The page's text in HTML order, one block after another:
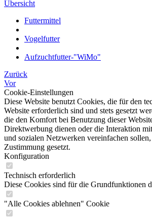
Übersicht
Futtermittel
Vogelfutter
Aufzuchtfutter-"WiMo"
Zurück
Vor
Cookie-Einstellungen
Diese Website benutzt Cookies, die für den
Website erforderlich sind und stets gesetzt
die den Komfort bei Benutzung dieser
Direktwerbung dienen oder die Interaktion
und sozialen Netzwerken vereinfachen
Zustimmung gesetzt.
Konfiguration
Technisch erforderlich
Diese Cookies sind für die Grundfunktionen
"Alle Cookies ablehnen" Cookie